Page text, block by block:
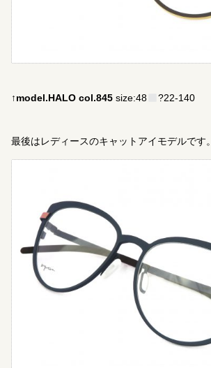
↑model.HALO col.845 size:48 ?22-140
最後はレディースのキャットアイモデルです。